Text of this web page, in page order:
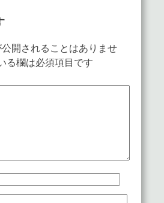
開されることはありませ
る欄は必須項目です